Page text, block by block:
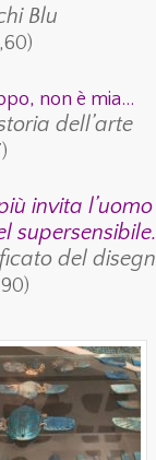
Blu
non è mia…
dell’arte
invita l’uomo
del